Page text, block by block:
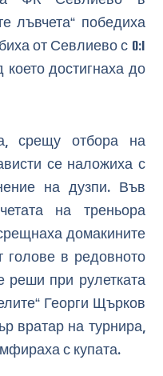
лъвчета“ победиха
от Севлиево с 0:1
достигнаха до
срещу отбора на
се наложиха с
на дузпи. Във
на треньора
домакините
в редовното
реши при рулетката
Георги Щърков
вратар на турнира,
с купата.